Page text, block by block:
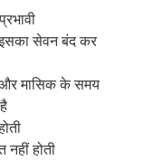
इसका सेवन बंद कर
और मासिक के समय
होती